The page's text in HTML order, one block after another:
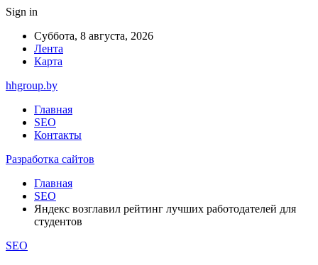
Sign in
Суббота, 8 августа, 2026
Лента
Карта
hhgroup.by
Главная
SEO
Контакты
Разработка сайтов
Главная
SEO
Яндекс возглавил рейтинг лучших работодателей для
студентов
SEO